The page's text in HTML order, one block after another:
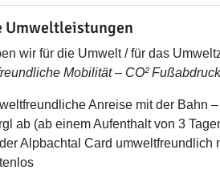
Umweltleistungen
wir für die Umwelt / für das
Mobilität – CO² Fußabdruck
Anreise mit der Bahn
ab (ab einem Aufenthalt von 3
Alpbachtal Card